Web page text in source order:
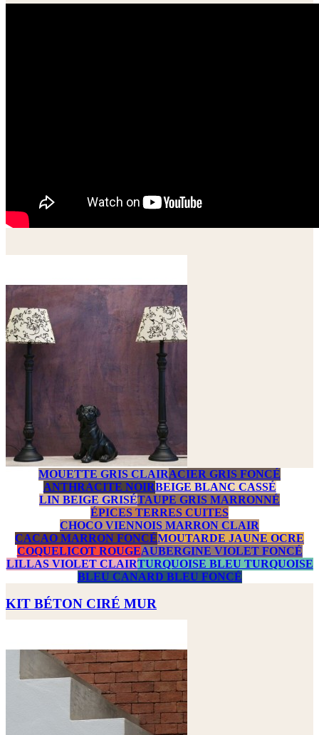
MOUETTE GRIS CLAIRACIER GRIS FONCÉ
ANTHRACITE NOIRBEIGE BLANC CASSÉ
LIN BEIGE GRISÉTAUPE GRIS MARRONNÉ
ÉPICES TERRES CUITES
CHOCO VIENNOIS MARRON CLAIR
CACAO MARRON FONCÉMOUTARDE JAUNE OCRE
COQUELICOT ROUGEAUBERGINE VIOLET FONCÉ
LILLAS VIOLET CLAIRTURQUOISE BLEU TURQUOISE
BLEU CANARD BLEU FONCÉ
KIT BÉTON CIRÉ MUR